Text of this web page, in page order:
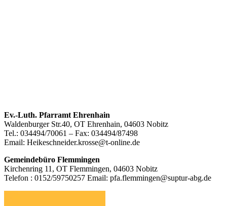
Footer
Inhalt
Ev.-Luth. Pfarramt Ehrenhain
Waldenburger Str.40, OT Ehrenhain, 04603 Nobitz
Tel.: 034494/70061 – Fax: 034494/87498
Email: Heikeschneider.krosse@t-online.de
Gemeindebüro Flemmingen
Kirchenring 11, OT Flemmingen, 04603 Nobitz
Telefon : 0152/59750257 Email: pfa.flemmingen@suptur-abg.de